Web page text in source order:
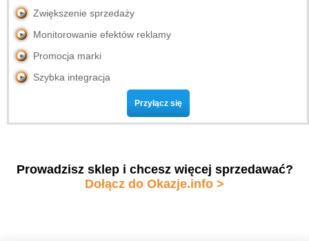
Zwiększenie sprzedaży
Monitorowanie efektów reklamy
Promocja marki
Szybka integracja
Przyłącz się
Prowadzisz sklep i chcesz więcej sprzedawać?
Dołącz do Okazje.info >